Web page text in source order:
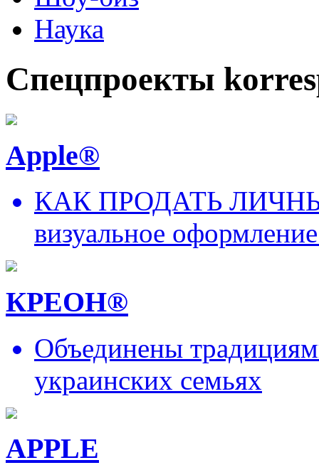
Наука
Спецпроекты
Apple®
КАК ПРОДАТЬ
визуальное
КРЕОН®
Объединены
украинских семьях
APPLE